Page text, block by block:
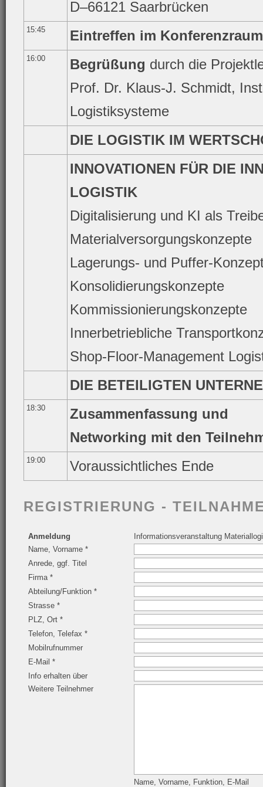
D–66121 Saarbrücken
15:45 Eintreffen im Konferenzraum
16:00 Begrüßung durch die
Prof. Dr. Klaus-J. Schmidt,
Logistiksysteme
DIE LOGISTIK IM
INNOVATIONEN FÜR DIE
LOGISTIK
Digitalisierung und KI als
Materialversorgungskonzepte
Lagerungs- und Puffer-
Konsolidierungskonzepte
Kommissionierungskonzepte
Innerbetriebliche
Shop-Floor-Management
DIE BETEILIGTEN
18:30
Zusammenfassung und
Networking mit den
19:00 Voraussichtliches Ende
REGISTRIERUNG -
Anmeldung
Informationsveranstaltung
Name, Vorname *
Anrede, ggf. Titel
Firma *
Abteilung/Funktion *
Strasse *
PLZ, Ort *
Telefon, Telefax *
Mobilrufnummer
E-Mail *
Info erhalten über
Weitere Teilnehmer
Name, Vorname, Funktion, E-Mail